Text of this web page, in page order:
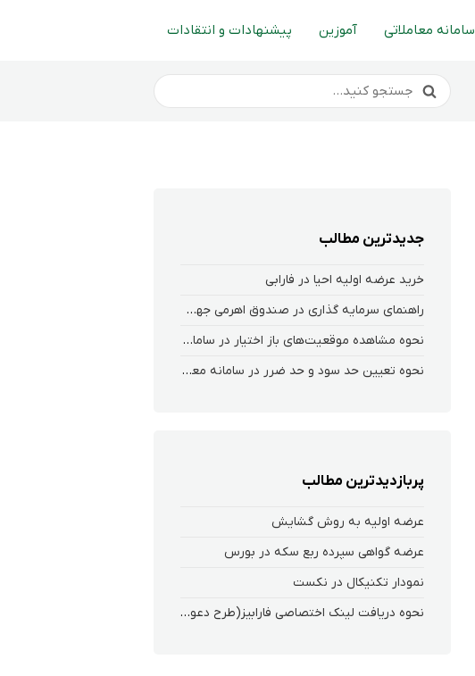
سامانه معاملاتی آموزین پیشنهادات و انتقادات
جدیدترین مطالب
خرید عرضه اولیه احیا در فارابی
راهنمای سرمایه گذاری در صندوق اهرمی جهش
نحوه‌ مشاهده‌ موقعیت‌های باز اختیار در سامانه هلیوم و نکست
نحوه تعیین حد سود و حد ضرر در سامانه معاملاتی کارگزاری فارابی
پربازدیدترین مطالب
عرضه اولیه به روش گشایش
عرضه گواهی سپرده ربع سکه در بورس
نمودار تکنیکال در نکست
نحوه دریافت لینک اختصاصی فارابیز(طرح دعوت از دوستان)